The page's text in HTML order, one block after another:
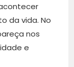
da vida. No
nos
e